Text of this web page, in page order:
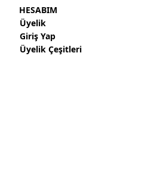
HESABIM
Üyelik
Giriş Yap
Üyelik Çeşitleri